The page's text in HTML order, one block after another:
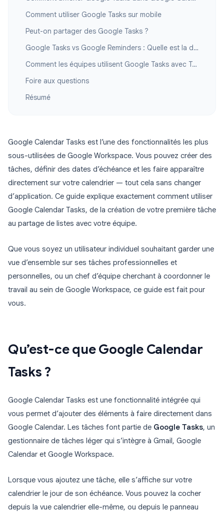
Comment utiliser Google Tasks sur mobile
Peut-on partager des Google Tasks ?
Google Tasks vs Google Reminders : Quelle est la différence ?
Comment les équipes utilisent Google Tasks avec TasksBoard
Foire aux questions
Résumé
Google Calendar Tasks est l’une des fonctionnalités les plus
sous-utilisées de Google Workspace. Vous pouvez créer des
tâches, définir des dates d’échéance et les faire apparaître
directement sur votre calendrier — tout cela sans changer
d’application. Ce guide explique exactement comment utiliser
Google Calendar Tasks, de la création de votre première tâche
au partage de listes avec votre équipe.
Que vous soyez un utilisateur individuel souhaitant garder une
vue d’ensemble sur ses tâches professionnelles et
personnelles, ou un chef d’équipe cherchant à coordonner le
travail au sein de Google Workspace, ce guide est fait pour
vous.
Qu’est-ce que Google Calendar
Tasks ?
Google Calendar Tasks est une fonctionnalité intégrée qui
vous permet d’ajouter des éléments à faire directement dans
Google Calendar. Les tâches font partie de Google Tasks, un
gestionnaire de tâches léger qui s’intègre à Gmail, Google
Calendar et Google Workspace.
Lorsque vous ajoutez une tâche, elle s’affiche sur votre
calendrier le jour de son échéance. Vous pouvez la cocher
depuis la vue calendrier elle-même, ou depuis le panneau